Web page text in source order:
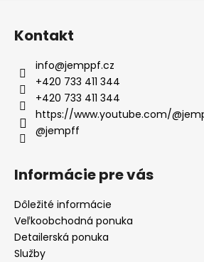
Kontakt
info@jemppf.cz
+420 733 411 344
+420 733 411 344
https://www.youtube.com/
@jempff
Informácie pre vás
Dôležité informácie
Veľkoobchodná ponuka
Detailerská ponuka
Služby